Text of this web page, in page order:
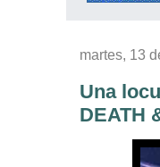
martes, 13
Una
DEATH